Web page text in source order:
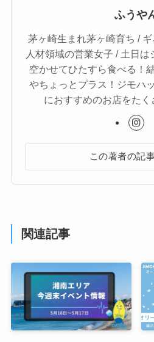
ふうや
茅ヶ崎生まれ茅ヶ崎育ち /
人材領域の営業女子 / 土日
空かせてひたすら食べる！
やちょっとプラス！ジモハ
におすすめのお店をたく
この著者の記
関連記事